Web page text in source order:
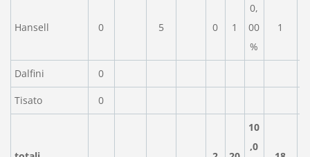
Hansell 0 5 0 1
0,
00
%
1
Dalfini 0
Tisato 0
10
,0